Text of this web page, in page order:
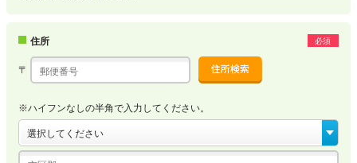
住所 必須
〒
※ハイフンなしの半角で入力してください。